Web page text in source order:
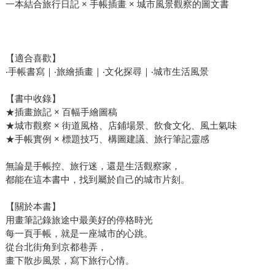
一本結合旅行日記 × 手帳插畫 × 城市風景觀察的圖文書
【適合喜歡】
‧手帳書寫｜‧旅繪插畫｜‧文化探尋｜‧城市生活風景
【書中收錄】
★插畫旅記 × 百幅手繪圖稿
★城市觀察 × 街道風格、店鋪場景、飲食文化、風土氣味
★手帳實例 × 標題技巧、構圖建議、旅行筆記靈感
無論是手帳控、旅行迷，還是生活觀察家，
都能在這本書中，找到屬於自己的城市片刻。
【關於本書】
用畫筆記錄旅途中最美好的停格時光
每一頁手帳，就是一座城市的心跳。
從台北街角到京都巷弄，
畫下散步風景，寫下旅行心情。